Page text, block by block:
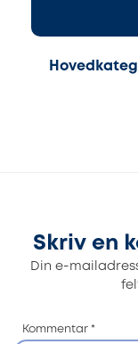
Skriv en
Din e-
Kommentar *